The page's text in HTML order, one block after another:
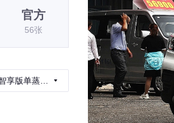
官方
56张
享版单蒸空